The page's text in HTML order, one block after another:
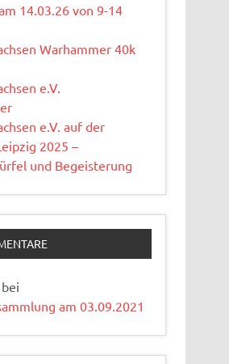
14.03.26 von 9-14
Warhammer 40k
e.V.
e.V. auf der
2025 –
und Begeisterung
bei
am 03.09.2021